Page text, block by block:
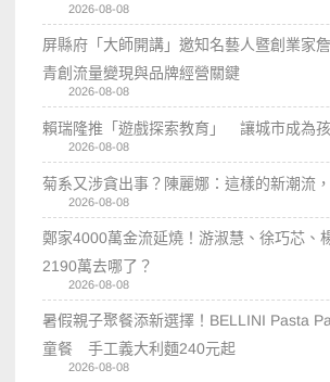
2026-08-08
屏縣府「大師開講」邀知名藝人暨創業家
青創流量變現與品牌經營關鍵
2026-08-08
賴瑞隆推「遊戲探索教育」 讓城市成為
2026-08-08
菊系又涉貪出事？陳麗娜：這樣的新潮流
2026-08-08
鄭家4000萬金流延燒！游淑慧、徐巧芯、
2190萬去哪了？
2026-08-08
暑假親子聚餐添新選擇！BELLINI Pasta
童餐 手工義大利麵240元起
2026-08-08